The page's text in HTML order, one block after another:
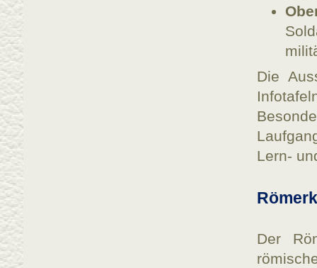
Die
Lern-
Der